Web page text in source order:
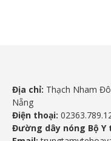
Địa chỉ: Thạch Nham
Nẵng
Điện thoại:
Đường dây nóng Bộ Y